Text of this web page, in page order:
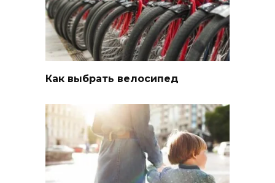
Как выбрать велосипед